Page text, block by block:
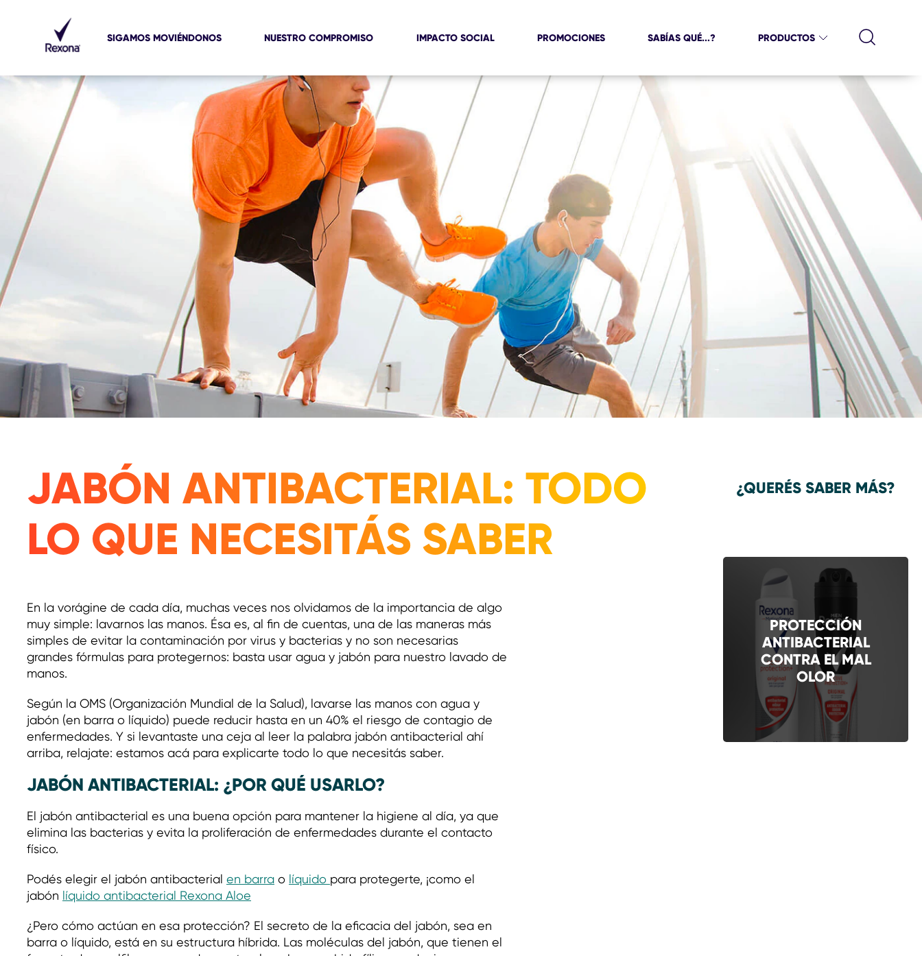
SIGAMOS MOVIÉNDONOS NUESTRO COMPROMISO IMPACTO SOCIAL PROMOCIONES SABÍAS QUÉ...? PRODUCTOS
Jabón antibacterial: todo lo que necesitás
saber
Sabemos la importancia de lavarse siempre las manos. Ahora con el Jabón Rexona antibacterial eliminá virus y bacterias ¿Cuál preferís, en barra o líquido?
¿QUERÉS SABER MÁS?
PROTECCIÓN
ANTIBACTERIAL
CONTRA EL MAL
OLOR
JABÓN ANTIBACTERIAL: TODO
LO QUE NECESITÁS SABER
En la vorágine de cada día, muchas veces nos olvidamos de la importancia de algo
muy simple: lavarnos las manos. Ésa es, al fin de cuentas, una de las maneras más
simples de evitar la contaminación por virus y bacterias y no son necesarias
grandes fórmulas para protegernos: basta usar agua y jabón para nuestro lavado de
manos.
Según la OMS (Organización Mundial de la Salud), lavarse las manos con agua y
jabón (en barra o líquido) puede reducir hasta en un 40% el riesgo de contagio de
enfermedades. Y si levantaste una ceja al leer la palabra jabón antibacterial ahí
arriba, relajate: estamos acá para explicarte todo lo que necesitás saber.
JABÓN ANTIBACTERIAL: ¿POR QUÉ USARLO?
El jabón antibacterial es una buena opción para mantener la higiene al día, ya que
elimina las bacterias y evita la proliferación de enfermedades durante el contacto
físico.
Podés elegir el jabón antibacterial en barra o líquido para protegerte, ¡como el
jabón líquido antibacterial Rexona Aloe
¿Pero cómo actúan en esa protección? El secreto de la eficacia del jabón, sea en
barra o líquido, está en su estructura híbrida. Las moléculas del jabón, que tienen el